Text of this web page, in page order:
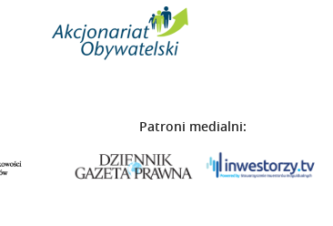
Patroni medialni: